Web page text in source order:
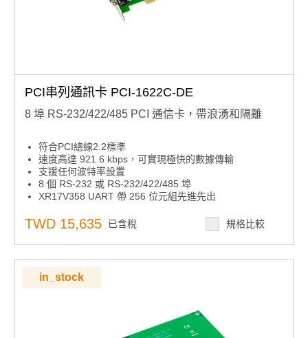
PCI串列通訊卡 PCI-1622C-DE
8 埠 RS-232/422/485 PCI 通信卡，帶浪湧和隔離
符合PCI總線2.2標準
速度高達 921.6 kbps，可實現極快的數據傳輸
支援任何波特率設置
8 個 RS-232 或 RS-232/422/485 埠
XR17V358 UART 帶 256 位元組先進先出
TWD 15,635 已含稅 規格比較
in_stock